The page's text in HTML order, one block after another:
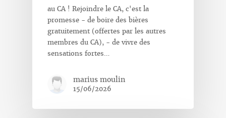
au CA ! Rejoindre le CA, c'est la
promesse - de boire des bières
gratuitement (offertes par les autres
membres du CA), - de vivre des
sensations fortes…
marius moulin
15/06/2026